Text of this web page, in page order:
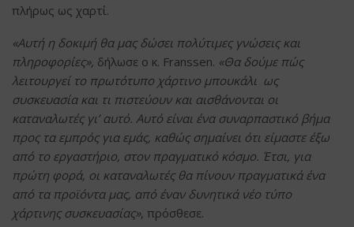
πλήρως ως χαρτί.
«Αυτή η δοκιμή θα μας δώσει πολύτιμες γνώσεις και
πληροφορίες», δήλωσε ο κ. Franssen. «Θα δούμε πώς
λειτουργεί το πρωτότυπο χάρτινο μπουκάλι ως
συσκευασία και τι πιστεύουν και αισθάνονται οι
καταναλωτές γι’ αυτό. Αυτό είναι ένα συναρπαστικό βήμα
προς τα εμπρός για εμάς, καθώς σημαίνει ότι είμαστε έξω
από το εργαστήριο, στον πραγματικό κόσμο. Έτσι, για
πρώτη φορά, οι καταναλωτές θα πίνουν πραγματικά ένα
από τα προϊόντα μας, από έναν δυνητικά νέο τύπο
χάρτινης συσκευασίας», πρόσθεσε.